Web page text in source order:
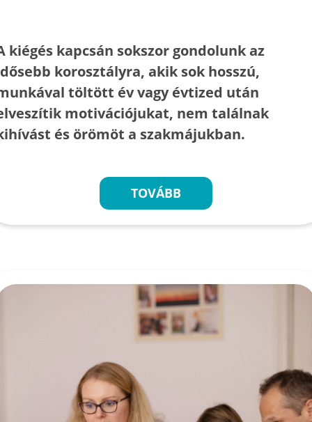
kiégés kapcsán sokszor gondolunk az
korosztályra, akik sok hosszú,
töltött év vagy évtized után
motivációjukat, nem találnak
és örömöt a szakmájukban.
TOVÁBB